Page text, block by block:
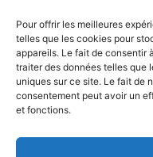
Pour offrir les meilleures
telles que les cookies pour
appareils. Le fait de consentir
traiter des données telles que
uniques sur ce site. Le fait de
consentement peut avoir un
et fonctions.